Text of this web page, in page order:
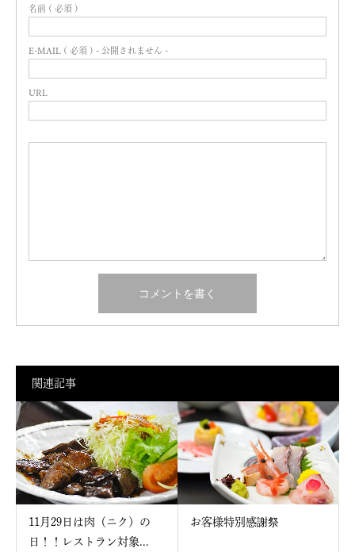
名前 ( 必須 )
E-MAIL ( 必須 ) - 公開されません -
URL
関連記事
11月29日は肉（ニク）の
日！！レストラン対象...
お客様特別感謝祭